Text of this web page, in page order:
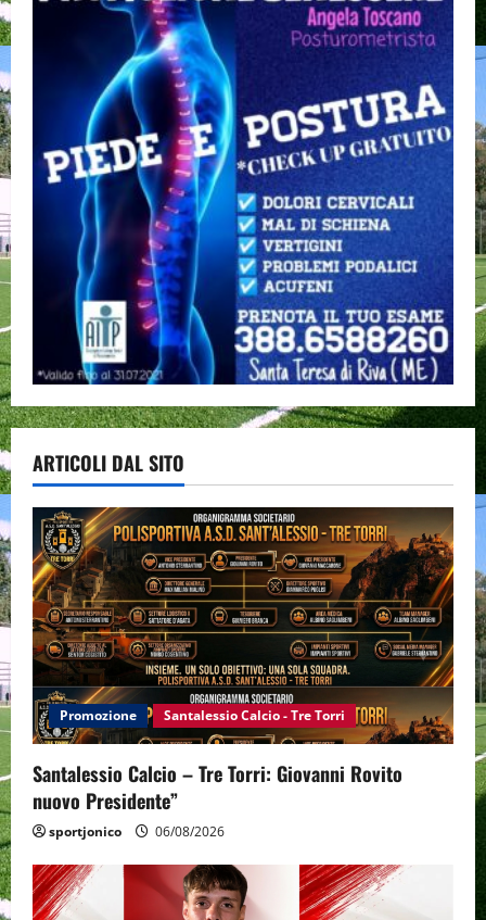
ARTICOLI DAL SITO
Promozione Santalessio Calcio - Tre Torri
Santalessio Calcio – Tre Torri: Giovanni Rovito
nuovo Presidente”
sportjonico 06/08/2026